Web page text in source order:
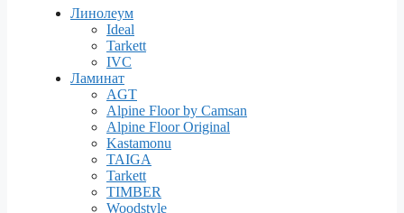
Линолеум
Ideal
Tarkett
IVC
Ламинат
AGT
Alpine Floor by Camsan
Alpine Floor Original
Kastamonu
TAIGA
Tarkett
TIMBER
Woodstyle